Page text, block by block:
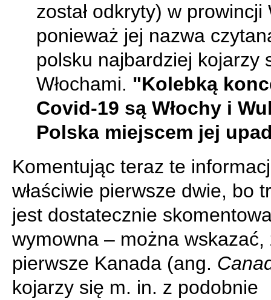
został odkryty) w prowincji
ponieważ jej nazwa
polsku najbardziej kojarzy
Włochami. "Kolebką
Covid-19 są Włochy i
Polska miejscem jej
Komentując teraz te
właściwie pierwsze dwie, bo
jest dostatecznie
wymowna – można wskazać,
pierwsze Kanada (ang.
kojarzy się m. in. z podobnie